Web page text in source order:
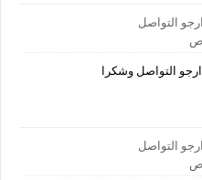
التواصل
ارجو التواصل وشكرا
التواصل